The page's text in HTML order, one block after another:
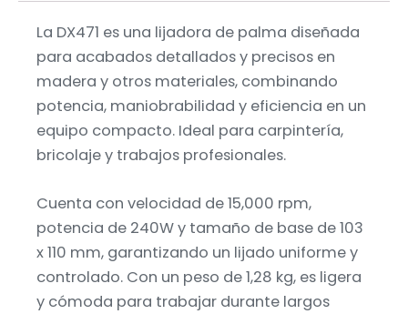
La DX471 es una lijadora de palma diseñada
para acabados detallados y precisos en
madera y otros materiales, combinando
potencia, maniobrabilidad y eficiencia en un
equipo compacto. Ideal para carpintería,
bricolaje y trabajos profesionales.
Cuenta con velocidad de 15,000 rpm,
potencia de 240W y tamaño de base de 103
x 110 mm, garantizando un lijado uniforme y
controlado. Con un peso de 1,28 kg, es ligera
y cómoda para trabajar durante largos